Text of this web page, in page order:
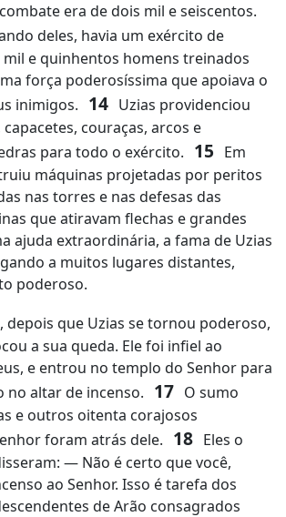
era de dois mil e seiscentos.
deles, havia um exército de
e quinhentos homens treinados
força poderosíssima que apoiava o
inimigos. 14 Uzias providenciou
couraças, arcos e
para todo o exército. 15 Em
máquinas projetadas por peritos
nas torres e nas defesas das
que atiravam flechas e grandes
ajuda extraordinária, a fama de Uzias
a muitos lugares distantes,
poderoso.
depois que Uzias se tornou poderoso,
a sua queda. Ele foi infiel ao
e entrou no templo do Senhor para
no altar de incenso. 17 O sumo
e outros oitenta corajosos
foram atrás dele. 18 Eles o
― Não é certo que você,
ao Senhor. Isso é tarefa dos
de Arão consagrados